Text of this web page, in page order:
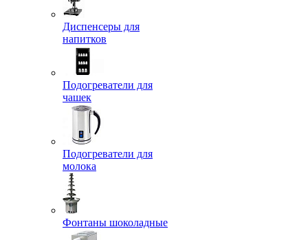
Диспенсеры для
напитков
Подогреватели для
чашек
Подогреватели для
молока
Фонтаны шоколадные